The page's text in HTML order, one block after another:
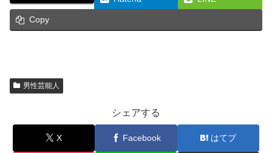
Copy
男性芸能人
シェアする
X Facebook はてブ